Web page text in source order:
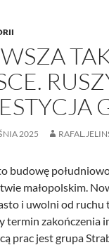
2025
budowę
małopolskim.
i uwolni od ruchu
termin zakończenia
prac jest grupa